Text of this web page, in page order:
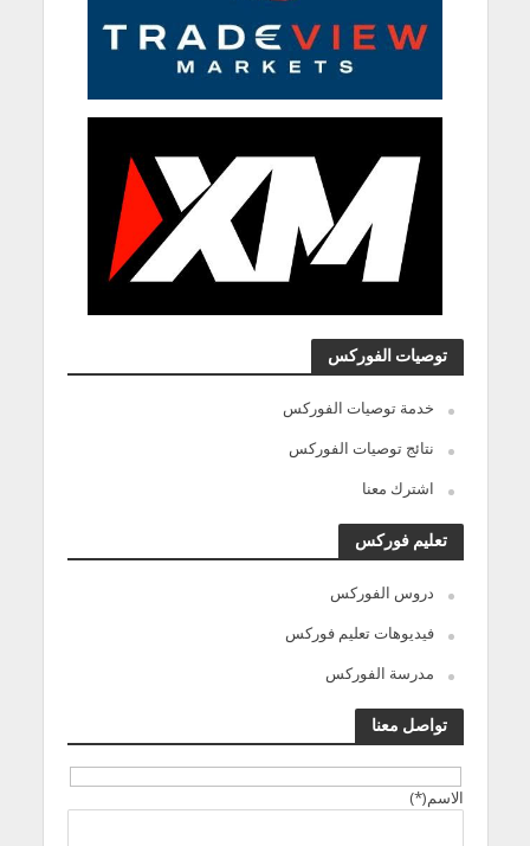
توصيات الفوركس
خدمة توصيات الفوركس
نتائج توصيات الفوركس
اشترك معنا
تعليم فوركس
دروس الفوركس
فيديوهات تعليم فوركس
مدرسة الفوركس
تواصل معنا
الاسم(*)